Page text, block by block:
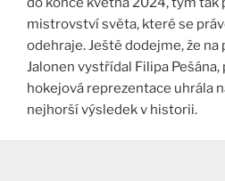
mistrovství světa, které se
odehraje. Ještě dodejme, že
Jalonen vystřídal Filipa
hokejová reprezentace uhrála
nejhorší výsledek v historii.